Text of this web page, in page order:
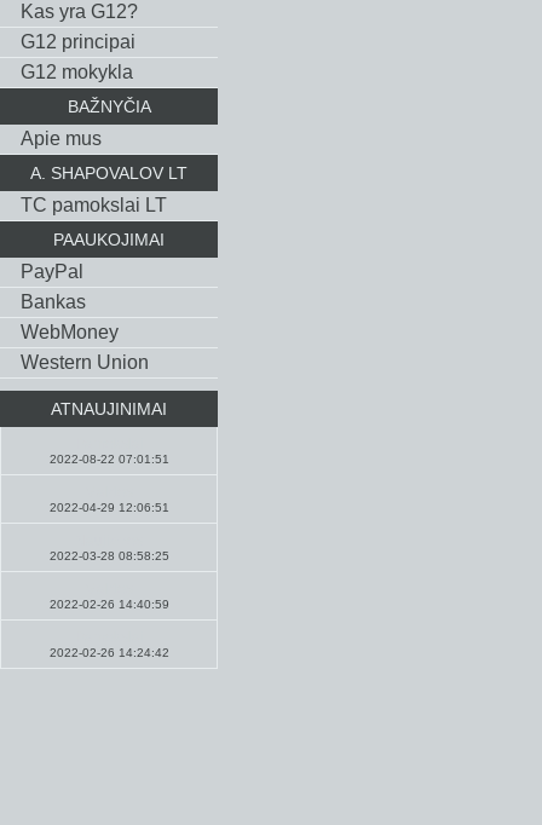
Kas yra G12?
G12 principai
G12 mokykla
BAŽNYČIA
Apie mus
A. SHAPOVALOV LT
TC pamokslai LT
PAAUKOJIMAI
PayPal
Bankas
WebMoney
Western Union
ATNAUJINIMAI
2022-08-22 07:01:51
2022-04-29 12:06:51
2022-03-28 08:58:25
2022-02-26 14:40:59
2022-02-26 14:24:42